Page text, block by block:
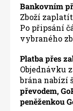
Bankovním
Zboží
Po připsání
vybraného
Platba přes
Objednávku
brána nabízí
převodem,
peněženkou